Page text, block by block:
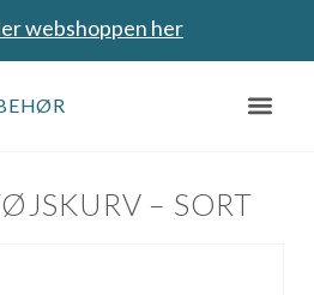
webshoppen her
– SORT